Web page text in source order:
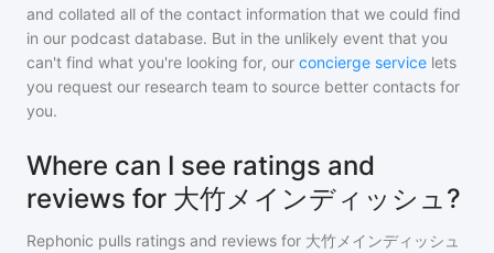
and collated all of the contact information that we could find
in our podcast database. But in the unlikely event that you
can't find what you're looking for, our concierge service lets
you request our research team to source better contacts for
you.
Where can I see ratings and
reviews for 大竹メインディッシュ?
Rephonic pulls ratings and reviews for 大竹メインディッシュ